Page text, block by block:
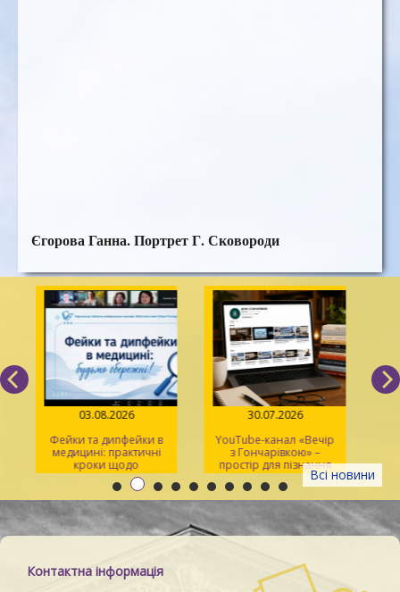
Єгорова Ганна. Портрет Г. Сковороди
Всі новини
03.08.2026
Фейки та дипфейки в
медицині: практичні
кроки щодо
розпізнавання
30.07.2026
YouTube-канал «Вечір
з Гончарівкою» –
простір для пізнання
та натхнення
Контактна інформація